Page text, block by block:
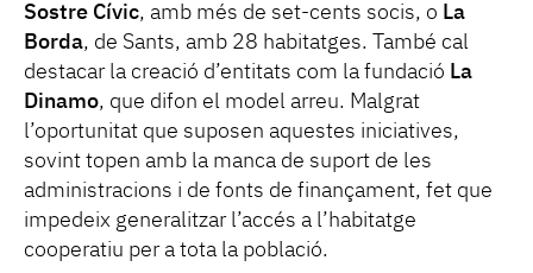
Sostre Cívic, amb més de set-cents socis, o La
Borda, de Sants, amb 28 habitatges. També cal
destacar la creació d’entitats com la fundació La
Dinamo, que difon el model arreu. Malgrat
l’oportunitat que suposen aquestes iniciatives,
sovint topen amb la manca de suport de les
administracions i de fonts de finançament, fet que
impedeix generalitzar l’accés a l’habitatge
cooperatiu per a tota la població.